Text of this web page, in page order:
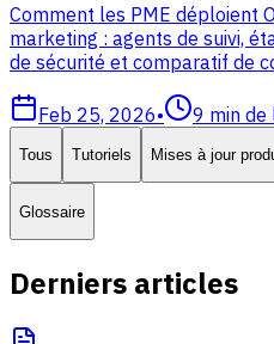
Comment les PME déploient
marketing : agents de suivi,
de sécurité et comparatif de
Feb 25, 2026• 9 min de
Tous Tutoriels Mises à jour
Glossaire
Derniers articles